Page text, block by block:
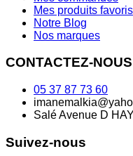
Mes produits favoris
Notre Blog
Nos marques
CONTACTEZ-NOUS
05 37 87 73 60
Salé Avenue D
Suivez-nous